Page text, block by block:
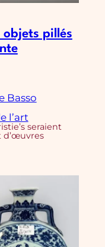
objets pillés
Basso
l’art
seraient
d’œuvres